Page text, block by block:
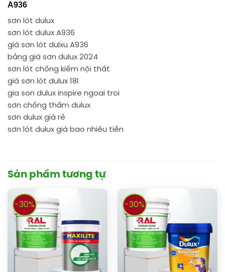
A936
sơn lót dulux
sơn lót dulux A936
giá sơn lót dulxu A936
bảng giá sơn dulux 2024
sơn lót chống kiềm nội thất
giá sơn lót dulux 18l
gia son dulux inspire ngoai troi
sơn chống thấm dulux
sơn dulux giá rẻ
sơn lót dulux giá bao nhiêu tiền
Sản phẩm tương tự
-30% -30%